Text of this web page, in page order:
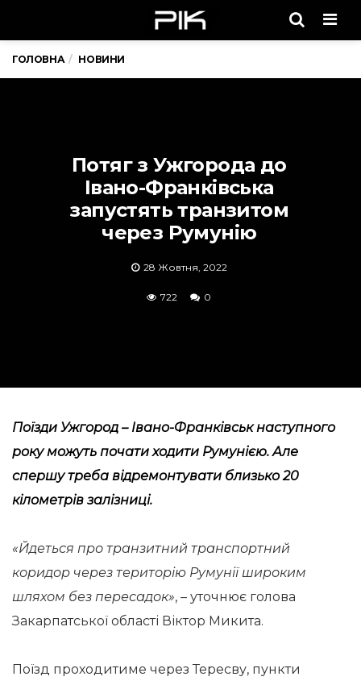
ГОЛОВНА НОВИНИ
Потяг з Ужгорода до
Івано-Франківська
запустять транзитом
через Румунію
28 Жовтня, 2022
722 0
Поїзди Ужгород – Івано-Франківськ наступного
року можуть почати ходити Румунією. Але
спершу треба відремонтувати близько 20
кілометрів залізниці.
«Йдеться про транзитний транспортний
коридор через територію Румунії широким
шляхом без пересадок», – уточнює голова
Закарпатської області Віктор Микита.
Поїзд проходитиме через Тересву, пункти